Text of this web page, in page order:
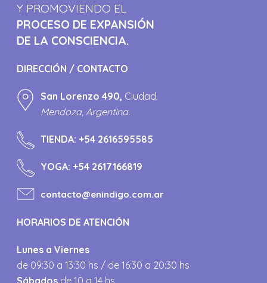
Y PROMOVIENDO EL
PROCESO DE EXPANSIÓN
DE LA CONSCIENCIA.
DIRECCIÓN / CONTACTO
San Lorenzo 490, Ciudad.
Mendoza, Argentina.
TIENDA:+54 2616595585
YOGA:+54 2617166819
contacto@enindigo.com.ar
HORARIOS DE ATENCIÓN
Lunes a Viernes
de 09:30 a 13:30 hs / de 16:30 a 20:30 hs
Sábados de 10 a 14 hs